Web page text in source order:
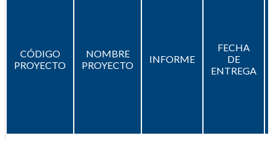
CÓDIGO
PROYECTO
NOMBRE
PROYECTO
INFORME
FECHA
DE
ENTREGA